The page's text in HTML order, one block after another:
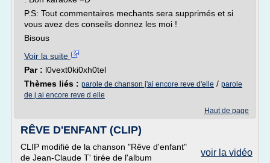
P.S: Tout commentaires mechants sera supprimés et si
vous avez des conseils donnez les moi !
Bisous
Voir la suite
Par : l0vext0ki0xh0tel
Thèmes liés : parole de chanson j'ai encore reve d'elle / parole
de j ai encore reve d elle
Haut de page
RÊVE D'ENFANT (CLIP)
voir la vidéo
CLIP modifié de la chanson "Rêve d'enfant"
de Jean-Claude T' tirée de l'album